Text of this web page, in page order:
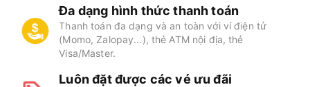
Đa dạng hình thức thanh toán
Thanh toán đa dạng và an toàn với ví điện tử
(Momo, Zalopay...), thẻ ATM nội địa, thẻ
Visa/Master.
Luôn đặt được các vé ưu đãi